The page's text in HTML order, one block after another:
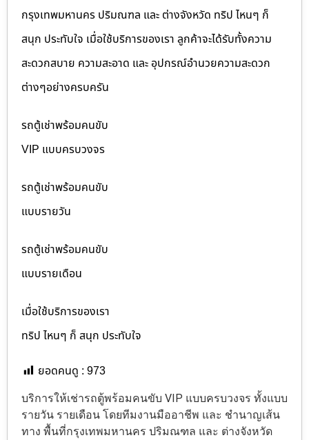
กรุงเทพมหานคร ปริมณฑล และ ต่างจังหวัด ทริป ไหนๆ ก็
สนุก ประทับใจ เมื่อใช้บริการของเรา ลูกค้าจะได้รับทั้งความ
สะดวกสบาย ความสะอาด และ อุปกรณ์อำนวยความสะดวก
ต่างๆอย่างครบครัน
รถตู้เช่าพร้อมคนขับ
VIP แบบครบวงจร
รถตู้เช่าพร้อมคนขับ
แบบรายวัน
รถตู้เช่าพร้อมคนขับ
แบบรายเดือน
เมื่อใช้บริการของเรา
ทริป ไหนๆ ก็ สนุก ประทับใจ
ยอดคนดู : 973
บริการให้เช่ารถตู้พร้อมคนขับ VIP แบบครบวงจร ทั้งแบบ
รายวัน รายเดือน โดยทีมงานมืออาชีพ และ ชำนาญเส้น
ทาง พื้นที่กรุงเทพมหานคร ปริมณฑล และ ต่างจังหวัด